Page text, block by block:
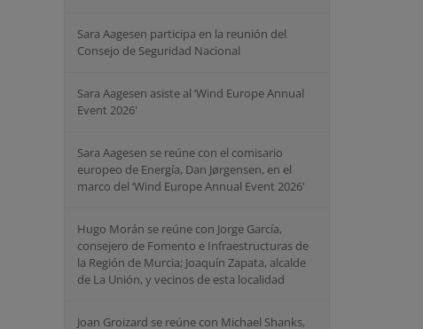
Sara Aagesen participa en la reunión del
Consejo de Seguridad Nacional
Sara Aagesen asiste al ‘Wind Europe Annual
Event 2026'
Sara Aagesen se reúne con el comisario
europeo de Energía, Dan Jørgensen, en el
marco del ‘Wind Europe Annual Event 2026'
Hugo Morán se reúne con Jorge García,
consejero de Fomento e Infraestructuras de
la Región de Murcia; Joaquín Zapata, alcalde
de La Unión, y vecinos de esta localidad
Joan Groizard se reúne con Michael Shanks,